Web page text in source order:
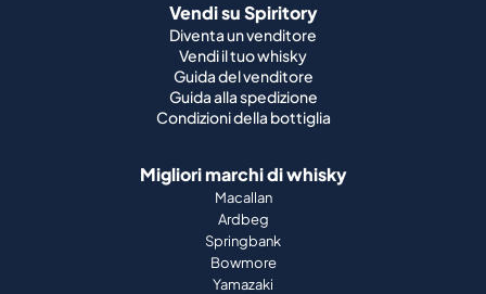
Vendi su Spiritory
Diventa un venditore
Vendi il tuo whisky
Guida del venditore
Guida alla spedizione
Condizioni della bottiglia
Migliori marchi di whisky
Macallan
Ardbeg
Springbank
Bowmore
Yamazaki